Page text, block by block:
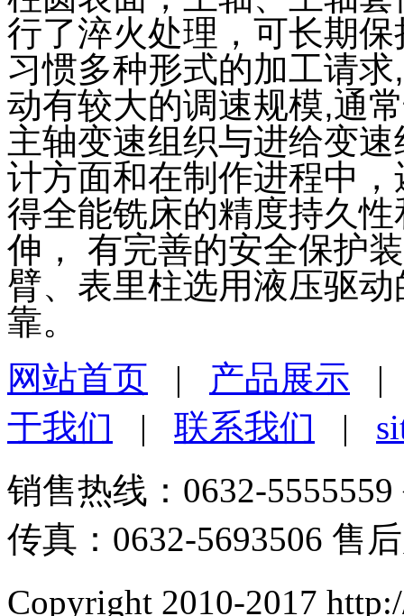
行了淬火处理，可长期
习惯多种形式的加工请
动有较大的调速规模,通
主轴变速组织与进给变
计方面和在制作进程中
得全能铣床的精度持久
伸， 有完善的安全保护
臂、表里柱选用液压驱
靠。
网站首页 | 产品展示
于我们 | 联系我们 |
销售热线：0632-
传真：0632-5693506 售
Copyright 2010-2017